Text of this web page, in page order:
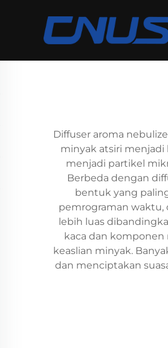
Diffuser aroma
minyak atsiri
menjadi partikel
Berbeda dengan
bentuk yang
pemrograman waktu,
lebih luas
kaca dan komponen
keaslian minyak.
dan menciptakan